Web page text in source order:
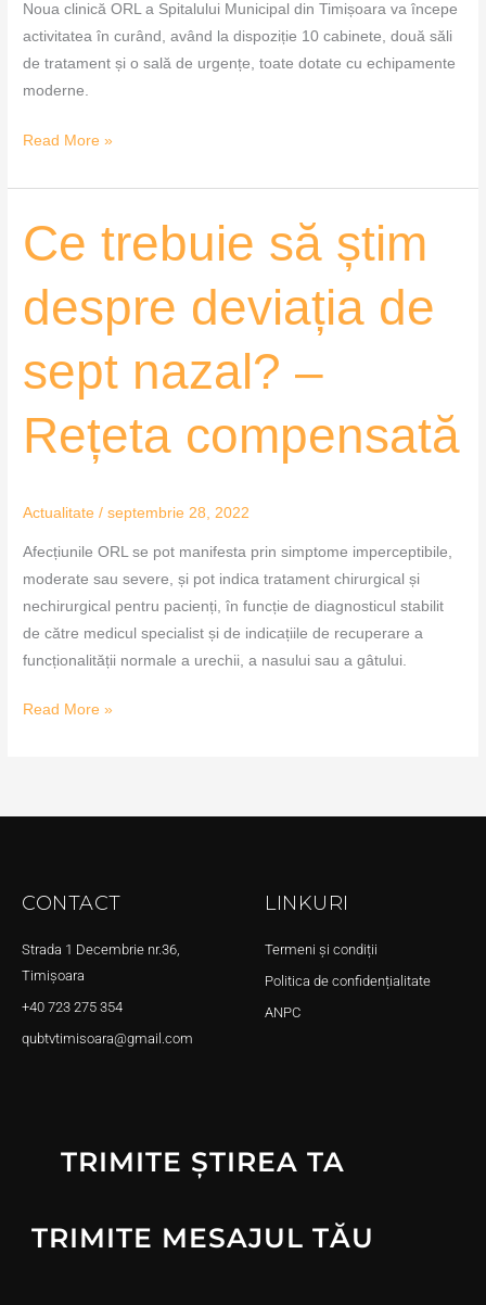
Noua clinică ORL a Spitalului Municipal din Timișoara va începe
activitatea în curând, având la dispoziție 10 cabinete, două săli
de tratament și o sală de urgențe, toate dotate cu echipamente
moderne.
Read More »
Ce trebuie să știm
despre deviația de
sept nazal? –
Rețeta compensată
Actualitate /septembrie 28, 2022
Afecțiunile ORL se pot manifesta prin simptome imperceptibile,
moderate sau severe, și pot indica tratament chirurgical și
nechirurgical pentru pacienți, în funcție de diagnosticul stabilit
de către medicul specialist și de indicațiile de recuperare a
funcționalității normale a urechii, a nasului sau a gâtului.
Ce
trebuie
știm
deviația
de
nazal?
compensată
Read More »
CONTACT
Strada 1 Decembrie nr.36,
Timișoara
+40 723 275 354
qubtvtimisoara@gmail.com
LINKURI
Termeni și condiții
Politica de confidențialitate
ANPC
TRIMITE ȘTIREA TA
TRIMITE MESAJUL TĂU